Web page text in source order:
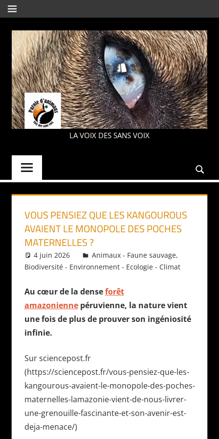
Aller
au
contenu
MENU
PAROLE
LA VOIX DES SANS VOIX
VOUS PENSIEZ QUE LES KANGOUROUS
AVAIENT LE MONOPOLE DES POCHES
MATERNELLES ?
4 juin 2026 Daniel
Animaux - Faune sauvage,
Biodiversité - Environnement - Ecologie - Climat
Au cœur de la denseforêt
amazoniennepéruvienne, la nature vient
une fois de plus de prouver son ingéniosité
infinie.
Sur sciencepost.fr
(https://sciencepost.fr/vous-pensiez-que-les-
kangourous-avaient-le-monopole-des-poches-
maternelles-lamazonie-vient-de-nous-livrer-
une-grenouille-fascinante-et-son-avenir-est-
deja-menace/)